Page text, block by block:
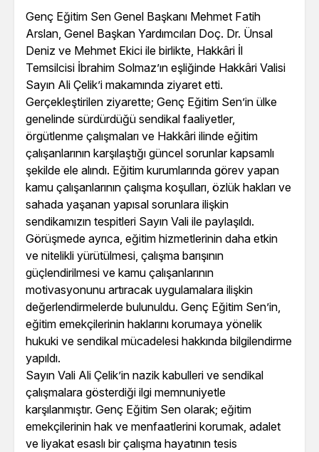
Genç Eğitim Sen Genel Başkanı Mehmet Fatih
Arslan, Genel Başkan Yardımcıları Doç. Dr. Ünsal
Deniz ve Mehmet Ekici ile birlikte, Hakkâri İl
Temsilcisi İbrahim Solmaz’ın eşliğinde Hakkâri Valisi
Sayın Ali Çelik’i makamında ziyaret etti.
Gerçekleştirilen ziyarette; Genç Eğitim Sen’in ülke
genelinde sürdürdüğü sendikal faaliyetler,
örgütlenme çalışmaları ve Hakkâri ilinde eğitim
çalışanlarının karşılaştığı güncel sorunlar kapsamlı
şekilde ele alındı. Eğitim kurumlarında görev yapan
kamu çalışanlarının çalışma koşulları, özlük hakları ve
sahada yaşanan yapısal sorunlara ilişkin
sendikamızın tespitleri Sayın Vali ile paylaşıldı.
Görüşmede ayrıca, eğitim hizmetlerinin daha etkin
ve nitelikli yürütülmesi, çalışma barışının
güçlendirilmesi ve kamu çalışanlarının
motivasyonunu artıracak uygulamalara ilişkin
değerlendirmelerde bulunuldu. Genç Eğitim Sen’in,
eğitim emekçilerinin haklarını korumaya yönelik
hukuki ve sendikal mücadelesi hakkında bilgilendirme
yapıldı.
Sayın Vali Ali Çelik’in nazik kabulleri ve sendikal
çalışmalara gösterdiği ilgi memnuniyetle
karşılanmıştır. Genç Eğitim Sen olarak; eğitim
emekçilerinin hak ve menfaatlerini korumak, adalet
ve liyakat esaslı bir çalışma hayatının tesis